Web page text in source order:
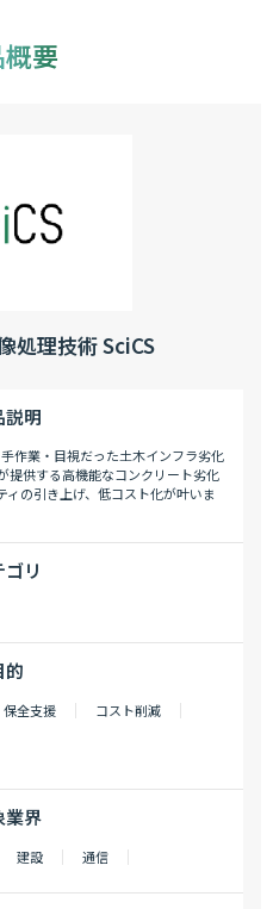
要
処理技術 SciCS
説明
作業・目視だった土木インフラ劣化
提供する高機能なコンクリート劣化
ィの引き上げ、低コスト化が叶いま
ゴリ
的
全支援 コスト削減
業界
建設 通信